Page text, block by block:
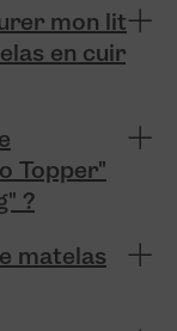
mon lit
en cuir
Topper"
?
matelas